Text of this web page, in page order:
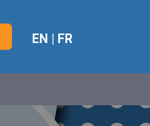
EN | FR